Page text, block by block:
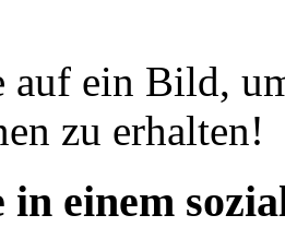
ein Bild,
zu erhalten!
in einem